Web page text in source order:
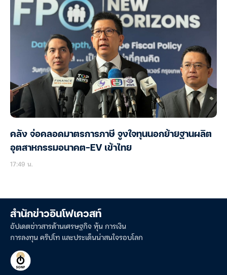
คลัง จ่อคลอดมาตรการภาษี จูงใจทุนนอกย้ายฐานผลิต
อุตสาหกรรมอนาคต-EV เข้าไทย
17:49 น.
สำนักข่าวอินโฟเควสท์
อัปเดตข่าวสารด้านเศรษฐกิจ หุ้น การเงิน
การลงทุน คริปโท และประเด็นน่าสนใจรอบโลก